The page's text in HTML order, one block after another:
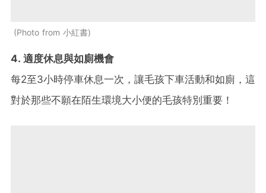
Photo from 小紅書
4. 適度休息與如廁機會
每2至3小時停車休息一次，讓毛孩下車活動和如廁，這
對於那些不願在陌生環境大小便的毛孩特別重要！